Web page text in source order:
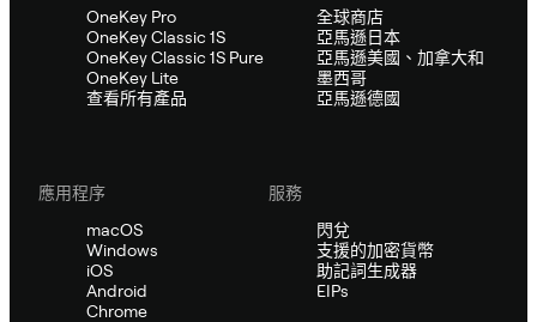
OneKey Pro
OneKey Classic 1S
OneKey Classic 1S Pure
OneKey Lite
查看所有產品
全球商店
亞馬遜日本
亞馬遜美國、加拿大和
墨西哥
亞馬遜德國
應用程序
macOS
Windows
iOS
Android
Chrome
服務
閃兌
支援的加密貨幣
助記詞生成器
EIPs